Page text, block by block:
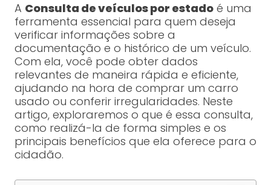
A Consulta de veículos por estadoé uma
ferramenta essencial para quem deseja
verificar informações sobre a
documentação e o histórico de um veículo.
Com ela, você pode obter dados
relevantes de maneira rápida e eficiente,
ajudando na hora de comprar um carro
usado ou conferir irregularidades. Neste
artigo, exploraremos o que é essa consulta,
como realizá-la de forma simples e os
principais benefícios que ela oferece para o
cidadão.